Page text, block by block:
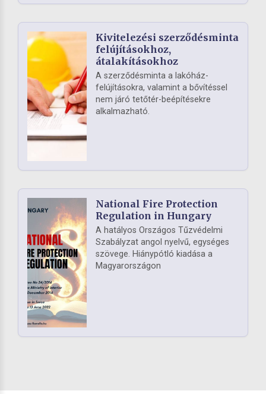
Kivitelezési szerződésminta
felújításokhoz,
átalakításokhoz
A szerződésminta a lakóház-
felújításokra, valamint a bővítéssel
nem járó tetőtér-beépítésekre
alkalmazható.
National Fire Protection
Regulation in Hungary
A hatályos Országos Tűzvédelmi
Szabályzat angol nyelvű, egységes
szövege. Hiánypótló kiadása a
Magyarországon